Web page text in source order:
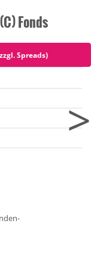
Fonds
Spreads)
>